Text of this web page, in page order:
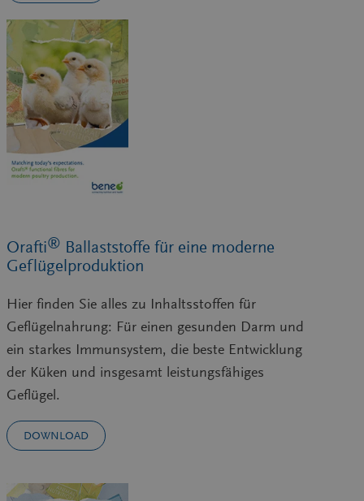
Orafti® Ballaststoffe für eine moderne
Geflügelproduktion
Hier finden Sie alles zu Inhaltsstoffen für
Geflügelnahrung: Für einen gesunden Darm und
ein starkes Immunsystem, die beste Entwicklung
der Küken und insgesamt leistungsfähiges
Geflügel.
DOWNLOAD